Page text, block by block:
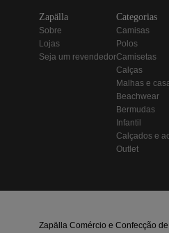
zapälla
sobre
lojas
seja um revendedor
categorias
camisas
polos
camisetas
calças
malhas e
beachwear
bermudas
infantil
calçados e
outlet
Zapälla Comércio e Confecção